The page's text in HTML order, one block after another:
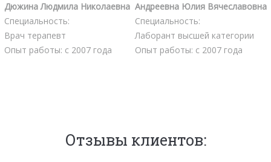
Дюжина Людмила Николаевна
Специальность:
Врач терапевт
Опыт работы: с 2007 года
Андреевна Юлия Вячеславовна
Специальность:
Лаборант высшей категории
Опыт работы: с 2007 года
Отзывы клиентов: